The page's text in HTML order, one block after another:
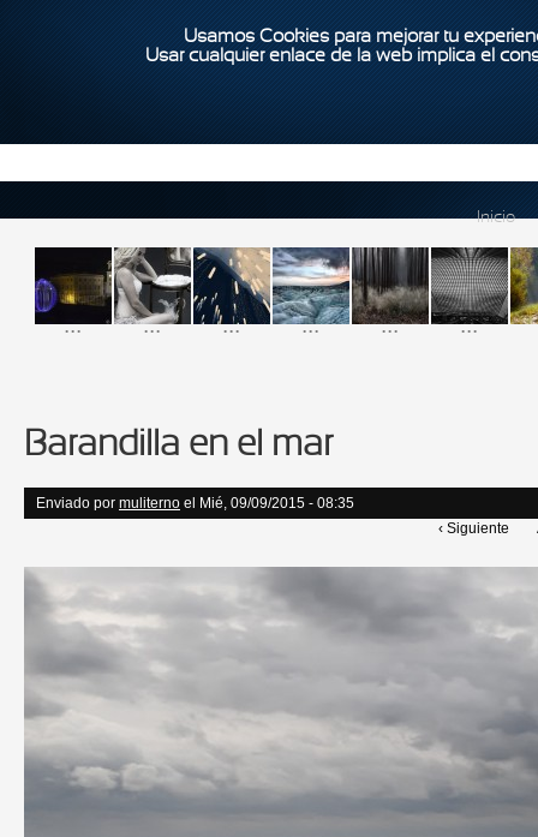
Usamos Cookies para mejorar tu
Usar cualquier enlace de la web implica el
Inicio
... ... ... ... ... ...
Barandilla en el mar
Enviado por muliterno el Mié, 09/09/2015 - 08:35
‹ Siguiente